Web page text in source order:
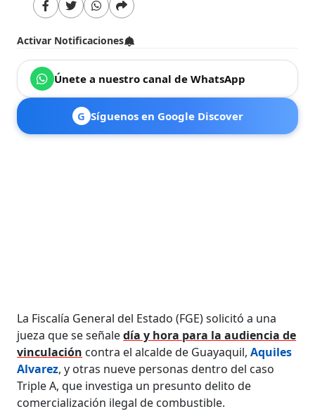
Activar Notificaciones
Únete a nuestro canal de WhatsApp
G Síguenos en Google Discover
La Fiscalía General del Estado (FGE) solicitó a una
jueza que se señaledía y hora para la audiencia de
vinculación contra el alcalde de Guayaquil,Aquiles
Alvarez, y otras nueve personas dentro del caso
Triple A, que investiga un presunto delito de
comercialización ilegal de combustible.